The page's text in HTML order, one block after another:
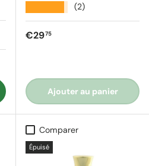
(2)
Prix régulier
€2975
Ajouter au panier
Comparer
Épuisé